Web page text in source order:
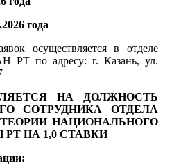
года
осуществляется в отделе
РТ по адресу: г. Казань, ул.
НА ДОЛЖНОСТЬ
СОТРУДНИКА ОТДЕЛА
НАЦИОНАЛЬНОГО
НА 1,0 СТАВКИ